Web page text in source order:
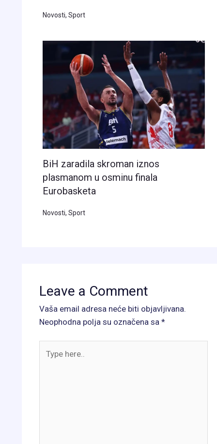
Novosti, Sport
BiH zaradila skroman iznos
plasmanom u osminu finala
Eurobasketa
Novosti, Sport
Leave a Comment
Vaša email adresa neće biti objavljivana.
Neophodna polja su označena sa*
here..